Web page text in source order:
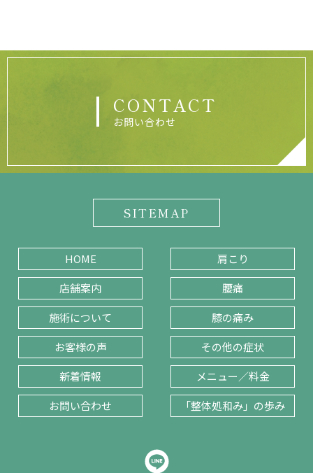
CONTACT
お問い合わせ
SITEMAP
HOME
肩こり
店舗案内
腰痛
施術について
膝の痛み
お客様の声
その他の症状
新着情報
メニュー／料金
お問い合わせ
「整体処和み」の歩み